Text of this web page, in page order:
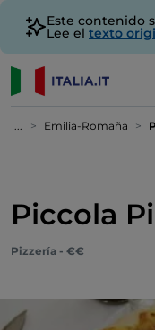
Este contenido
Lee el texto
... Emilia-Romaña
Piccola
Pizzería - €€